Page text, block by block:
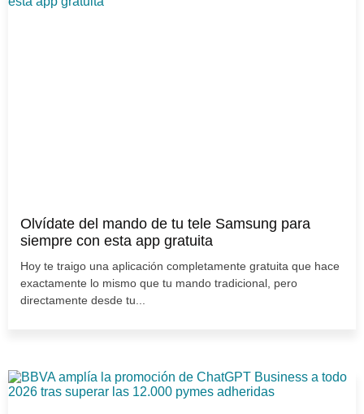
Olvídate del mando de tu tele Samsung para
siempre con esta app gratuita
Hoy te traigo una aplicación completamente gratuita que hace
exactamente lo mismo que tu mando tradicional, pero
directamente desde tu...